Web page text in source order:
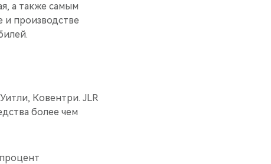
а также самым
и производстве
Ковентри. JLR
более чем